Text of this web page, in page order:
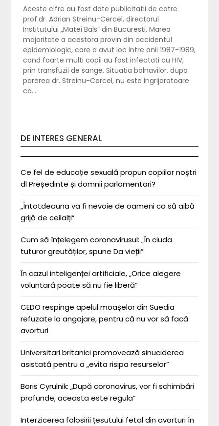
Aceste cifre au fost date publicitatii de catre
prof.dr. Adrian Streinu-Cercel, directorul
Institutului „Matei Bals” din Bucuresti. Marea
majoritate a acestora provin din accidentul
epidemiologic, care a avut loc intre anii 1987-1989,
cand foarte multi copii au fost infectati cu HIV,
prin transfuzii de sange. Situatia bolnavilor, dupa
parerea dr. Streinu-Cercel, nu este ingrijoratoare
ca…
DE INTERES GENERAL
Ce fel de educație sexuală propun copiilor noștri
dl Președinte și domnii parlamentari?
„Întotdeauna va fi nevoie de oameni ca să aibă
grijă de ceilalți”
Cum să înțelegem coronavirusul: „În ciuda
tuturor greutăților, spune Da vieții”
În cazul inteligenței artificiale, „Orice alegere
voluntară poate să nu fie liberă”
CEDO respinge apelul moașelor din Suedia
refuzate la angajare, pentru că nu vor să facă
avorturi
Universitari britanici promovează sinuciderea
asistată pentru a „evita risipa resurselor”
Boris Cyrulnik: „După coronavirus, vor fi schimbări
profunde, aceasta este regula”
Interzicerea folosirii țesutului fetal din avorturi în